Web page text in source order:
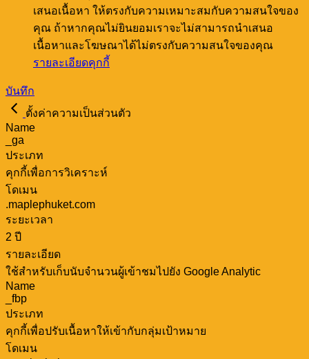
เสนอเนื้อหา ให้ตรงกับความเหมาะสมกับความสนใจของ
คุณ ถ้าหากคุณไม่ยินยอมเราจะไม่สามารถนำเสนอ
เนื้อหาและโฆษณาได้ไม่ตรงกับความสนใจของคุณ
รายละเอียดคุกกี้
บันทึก
ตั้งค่าความเป็นส่วนตัว
Name
_ga
ประเภท
คุกกี้เพื่อการวิเคราะห์
โดเมน
.maplephuket.com
ระยะเวลา
2 ปี
รายละเอียด
ใช้สำหรับเก็บนับจำนวนผู้เข้าชมไปยัง Google Analytic
Name
_fbp
ประเภท
คุกกี้เพื่อปรับเนื้อหาให้เข้ากับกลุ่มเป้าหมาย
โดเมน